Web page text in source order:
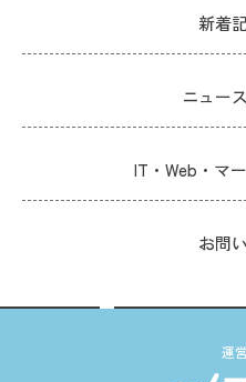
新着
ニュー
IT・Web・マ
お問
運